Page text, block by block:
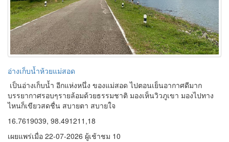
อ่างเก็บน้ำห้วยแม่สอด
เป็นอ่างเก็บน้ำ อีกแห่งหนึ่ง ของแม่สอด ไปตอนเย็นอากาศดีมาก
บรรยากาศรอบๆรายล้อมด้วยธรรมชาติ มองเห็นวิวภูเขา มองไปทาง
ไหนก็เขียวสดชื่น สบายตา สบายใจ
16.7619039, 98.491211,18
เผยแพร่เมื่อ 22-07-2026 ผู้เช้าชม 10